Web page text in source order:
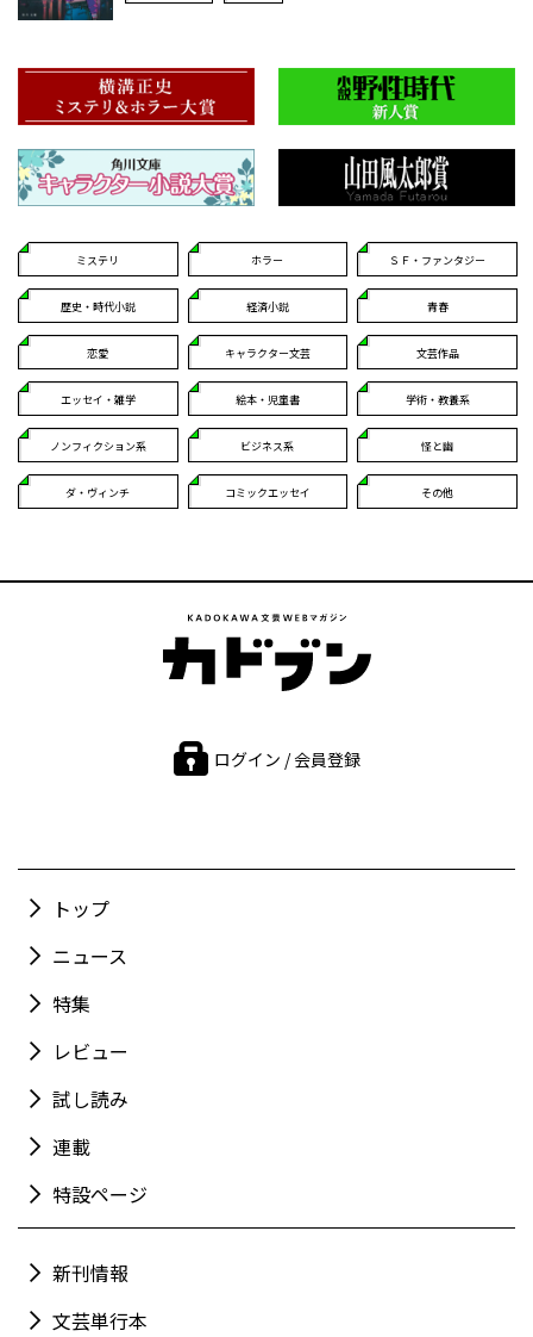
ミステリ ホラー ＳＦ・ファンタジー
歴史・時代小説 経済小説 青春
恋愛 キャラクター文芸 文芸作品
エッセイ・雑学 絵本・児童書 学術・教養系
ノンフィクション系 ビジネス系 怪と幽
ダ・ヴィンチ コミックエッセイ その他
ログイン / 会員登録
トップ
ニュース
特集
レビュー
試し読み
連載
特設ページ
新刊情報
文芸単行本